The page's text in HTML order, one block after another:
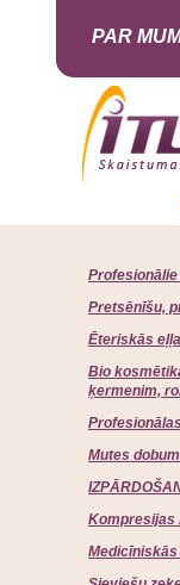
PAR
Pretsēnīšu,
Ēteriskās
Bio
ķermenim,
Mutes
Kompresijas
Medicīniskās